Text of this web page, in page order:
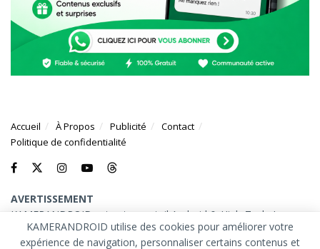
Accueil À Propos Publicité
Contact
Politique de confidentialité
AVERTISSEMENT
KAMERANDROID est votre portail Android & High-Tech. Les
marques et logos mentionnés sur ce site appartiennent à leurs
propriétaires respectifs.
KAMERANDROID utilise des cookies pour améliorer votre
expérience de navigation, personnaliser certains contenus et